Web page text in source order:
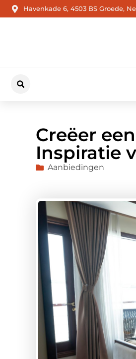
Havenkade 6, 4503 BS Groede,
Creëer
Inspiratie
Aanbiedingen